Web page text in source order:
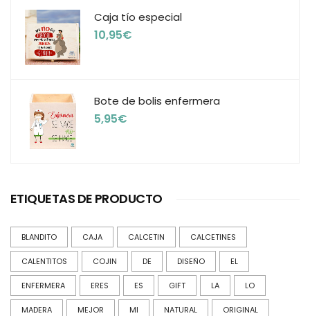
Caja tío especial
10,95€
Bote de bolis enfermera
5,95€
ETIQUETAS DE PRODUCTO
BLANDITO CAJA CALCETIN CALCETINES
CALENTITOS COJIN DE DISEÑO EL
ENFERMERA ERES ES GIFT LA LO
MADERA MEJOR MI NATURAL ORIGINAL